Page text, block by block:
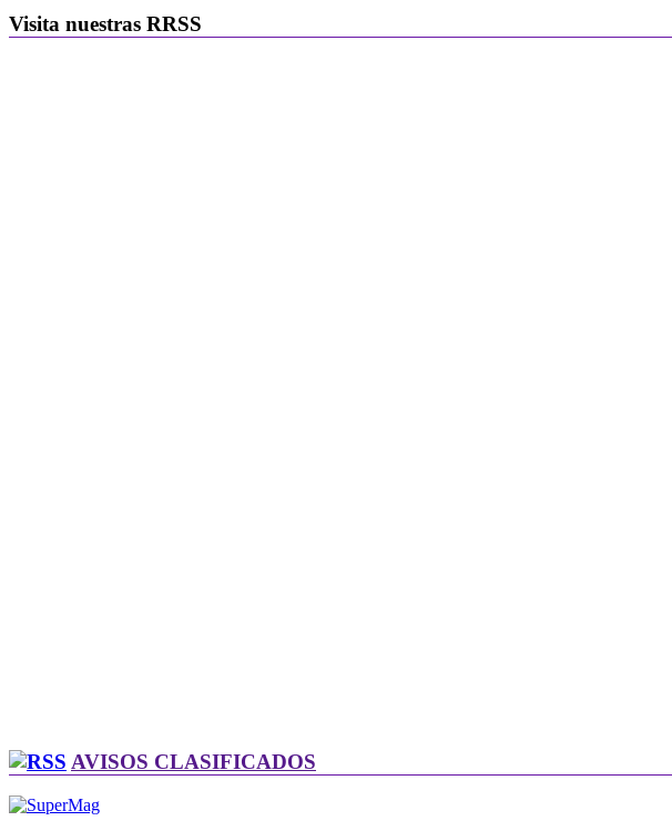
Visita nuestras RRSS
AVISOS CLASIFICADOS